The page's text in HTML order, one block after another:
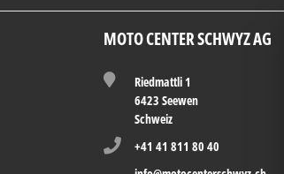
MOTO CENTER SCHWYZ AG
Riedmattli 1
6423 Seewen
Schweiz
+41 41 811 80 40